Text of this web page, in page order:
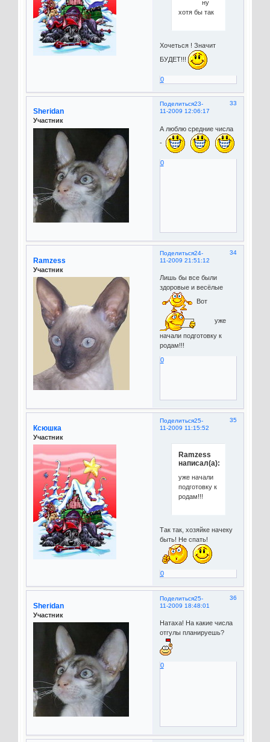
ну
хотя бы так
Хочеться ! Значит
БУДЕТ!!!
0
Поделиться 33
23-
11-2009 12:06:17
Sheridan
Участник
А люблю средние числа
-
0
Поделиться 34
24-
11-2009 21:51:12
Ramzess
Участник
Лишь бы все были
здоровые и весёлые
Вот
уже
начали подготовку к
родам!!!
0
Поделиться 35
25-
11-2009 11:15:52
Ксюшка
Участник
Ramzess
написал(а):
уже начали
подготовку к
родам!!!
Так так, хозяйке начеку
быть! Не спать!
0
Поделиться 36
25-
11-2009 18:48:01
Sheridan
Участник
Натаха! На какие числа
отгулы планируешь?
0